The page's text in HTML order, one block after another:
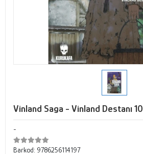
Vinland Saga - Vinland Destanı 10
-
Barkod: 9786256114197